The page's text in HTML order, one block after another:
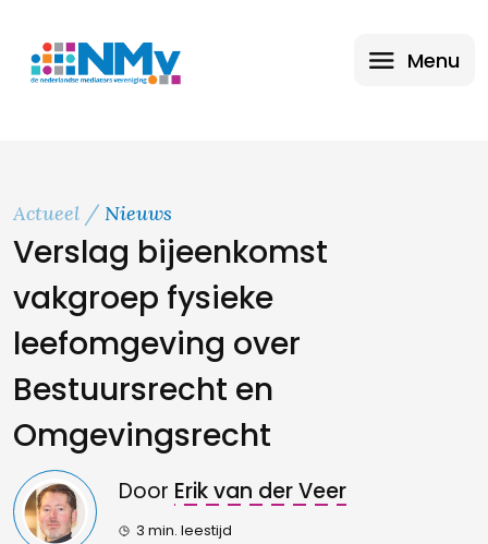
Menu
Actueel Nieuws
Verslag bijeenkomst
vakgroep fysieke
leefomgeving over
Bestuursrecht en
Omgevingsrecht
Door Erik van der Veer
3 min. leestijd